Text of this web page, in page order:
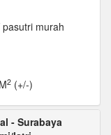
murah
2 (+/-)
- Surabaya